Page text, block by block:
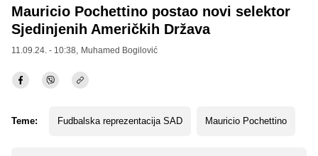
Mauricio Pochettino postao novi selektor
Sjedinjenih Američkih Država
11.09.24. - 10:38, Muhamed Bogilović
Teme: Fudbalska reprezentacija SAD Mauricio Pochettino